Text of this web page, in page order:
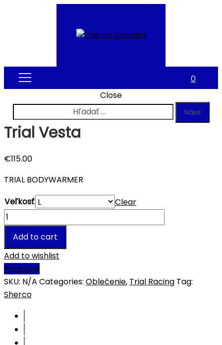
0
Close
Hľadať:
Trial Vesta
€115.00
TRIAL BODYWARMER
Veľkosť
Clear
Quantity
Add to cart
Add to wishlist
Porovnať
SKU: N/A Categories: Oblečenie, Trial Racing Tag:
Sherco